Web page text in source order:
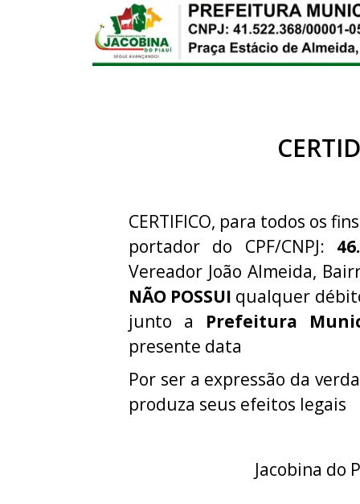
CERTIFICO, para todos os
portador do CPF/CNPJ:
Vereador João Almeida,
NÃO POSSUI qualquer
junto a Prefeitura
presente data
Por ser a expressão da
produza seus efeitos legais
Jacobina do